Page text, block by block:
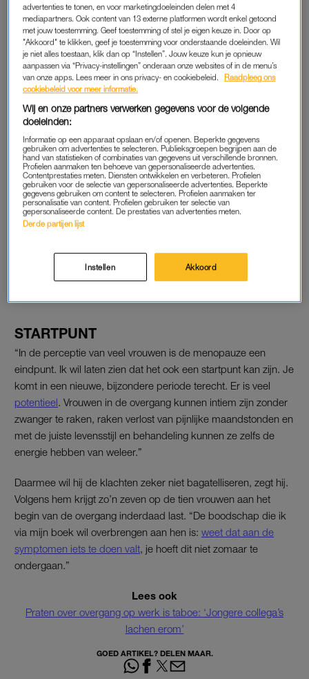
DEFINITIEVE STOP
Maar de menopauze is allesbehalve een intermezzo, zegt hij.
De aanmaak van oestrogeen valt rond de leeftijd van vijftig jaar
volledig stil. Het is een definitieve stop. “Een vrouw die tachtig
jaar wordt, kan zo’n dertig jaar in de overgang zitten – een
derde van haar leven!”, vertelt hij aan de Vlaamse website
Topics.
Hij schreef het boekMenopauze, menostart, dat in
tweehonderd pagina’s antwoord moet geven op allerlei vragen
waar vrouwen mee worstelen tijdens deze periode. Wat hij
vooral mee wil geven is dat je er niet bang voor moet zijn.
‘Geniet ervan’, schrijft hij in de inleiding.
Lees ook
In de overgang op je 25ste: ‘Opeens was mijn kinderwens van
STARTPUNT
“In de perceptie van veel vrouwen is de menopauze een
eindpunt. Ik wil laten zien dat het ook een startpunt kan zijn. Je
komt in een nieuwe, bijzondere periode terecht. Er is veel
potentieel . Vrouwen in de overgang kunnen intiem zijn zonder
zwanger te raken, raken verlost van pijnlijke maandstonden en
met de juiste levensstijl en behandeling kunnen ze zelfs de
energie hebben van weleer.”
Daarmee wil hij de klachten zeker niet bagatelliseren, zegt hij.
Volgens hem krijgt zo’n zeven op de tien vrouwen aan het
begin van de overgang inderdaad last. “De boodschap die ik
via mijn boek wil overbrengen aan hen is: weet dat aan de
symptomen iets te doen valt , je hoeft dit niet zomaar te
ondergaan.”
Lees ook
Praten over overgang op werk is taboe: ‘Jongere collega’s
lachen erom’
GOED ARTIKEL? DELEN MAAR.
advertenties te tonen, en voor marketingdoeleinden delen met 4
mediapartners. Ook content van 13 externe platformen wordt enkel getoond
met jouw toestemming. Geef toestemming of stel je eigen keuze in. Door op
"Akkoord" te klikken, geef je toestemming voor onderstaande doeleinden. Wil
je niet alles toestaan, klik dan op “Instellen”. Jouw keuze kun je opnieuw
aanpassen via “Privacy-instellingen” onderaan onze websites of in de menu’s
van onze apps. Lees meer in ons privacy- en cookiebeleid.
Raadpleeg ons
cookiebeleid voor meer informatie.
Wij en onze partners verwerken gegevens voor de volgende
doeleinden:
Informatie op een apparaat opslaan en/of openen. Beperkte gegevens
gebruiken om advertenties te selecteren. Publieksgroepen begrijpen aan de
hand van statistieken of combinaties van gegevens uit verschillende bronnen.
Profielen aanmaken ten behoeve van gepersonaliseerde advertenties.
Contentprestaties meten. Diensten ontwikkelen en verbeteren. Profielen
gebruiken voor de selectie van gepersonaliseerde advertenties. Beperkte
gegevens gebruiken om content te selecteren. Profielen aanmaken ter
personalisatie van content. Profielen gebruiken ter selectie van
gepersonaliseerde content. De prestaties van advertenties meten.
Derde partijen lijst
Instellen Akkoord